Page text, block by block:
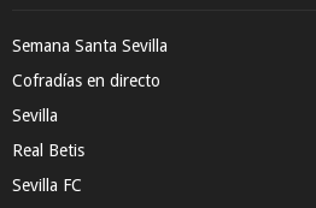
Semana Santa Sevilla
Cofradías en directo
Sevilla
Real Betis
Sevilla FC